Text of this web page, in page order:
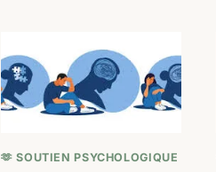
🫶 SOUTIEN PSYCHOLOGIQUE